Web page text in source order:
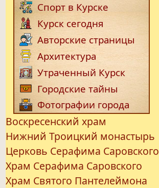
Спорт в Курске
Курск сегодня
Авторские страницы
Архитектура
Утраченный Курск
Городские тайны
Фотографии города
Воскресенский храм
Нижний Троицкий монастырь
Церковь Серафима Саровского
Храм Серафима Саровского
Храм Святого Пантелеймона